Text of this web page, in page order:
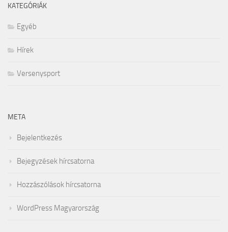
KATEGÓRIÁK
Egyéb
Hírek
Versenysport
META
Bejelentkezés
Bejegyzések hírcsatorna
Hozzászólások hírcsatorna
WordPress Magyarország